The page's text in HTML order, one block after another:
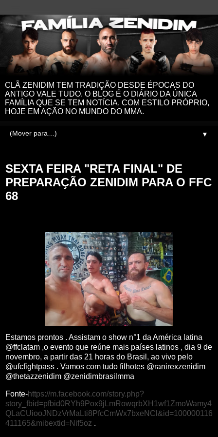
CLÃ ZENIDIM TEM TRADIÇÃO DESDE ÉPOCAS DO
ANTIGO VALE TUDO. O BLOG É O DIÁRIO DA ÚNICA
FAMÍLIA QUE SE TEM NOTÍCIA, COM ESTILO PRÓPRIO,
HOJE EM AÇÃO NO MUNDO DO MMA.
▼
SEXTA FEIRA "RETA FINAL" DE
PREPARAÇÃO ZENIDIM PARA O FFC
68
Estamos prontos . Assistam o show n°1 da América latina
@ffclatam ,o evento que reúne mais países latinos , dia 9 de
novembro, a partir das 21 horas do Brasil, ao vivo pelo
@ufcfightpass . Vamos com tudo filhotes @ranirexzenidim
@thetazzenidim @zenidimbrasilmma
Fonte-https://m.facebook.com/story.php?
story_fbid=pfbid0RYh9Pox9jLmRowqrbXH1wf1ZmoWamy4
QLaCUiooJNDzVrMaLti8PfcCmWx7bxeNCl&id=100000116
411165&mibextid=Nif5oz .